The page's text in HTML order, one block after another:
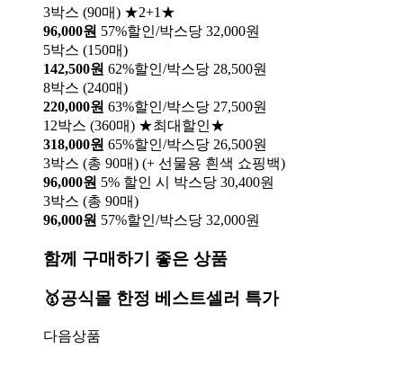
3박스 (90매) ★2+1★
96,000원 57%할인/박스당 32,000원
5박스 (150매)
142,500원 62%할인/박스당 28,500원
8박스 (240매)
220,000원 63%할인/박스당 27,500원
12박스 (360매) ★최대할인★
318,000원 65%할인/박스당 26,500원
3박스 (총 90매) (+ 선물용 흰색 쇼핑백)
96,000원 5% 할인 시 박스당 30,400원
3박스 (총 90매)
96,000원 57%할인/박스당 32,000원
함께 구매하기 좋은 상품
🥇공식몰 한정 베스트셀러 특가
다음상품